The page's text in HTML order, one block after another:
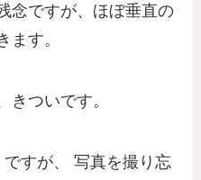
念ですが、ほぼ垂直の
ます。
きついです。
すが、 写真を撮り忘